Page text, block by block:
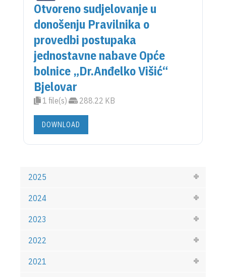
Otvoreno sudjelovanje u
donošenju Pravilnika o
provedbi postupaka
jednostavne nabave Opće
bolnice „Dr.Anđelko Višić“
Bjelovar
1 file(s) 288.22 KB
DOWNLOAD
2025
2024
2023
2022
2021